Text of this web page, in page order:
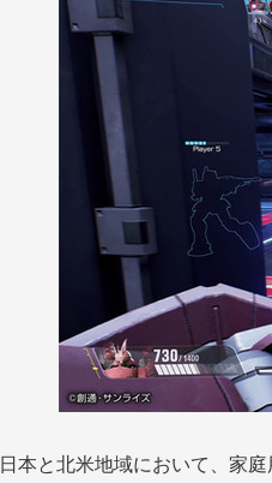
日本と北米地域において、家